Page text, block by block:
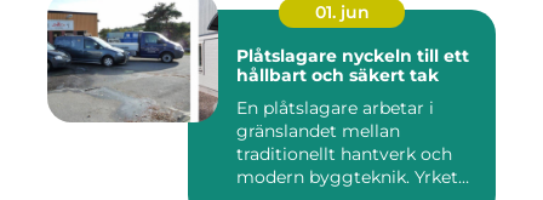
01. jun
Plåtslagare nyckeln till ett
hållbart och säkert tak
En plåtslagare arbetar i
gränslandet mellan
traditionellt hantverk och
modern byggteknik. Yrket